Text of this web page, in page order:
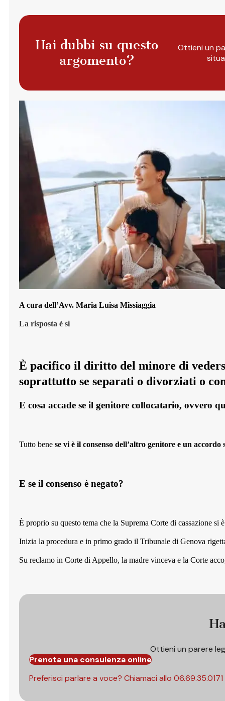
Hai dubbi su questo
argomento?
Ottieni un
A cura dell’Avv. Maria Luisa Missiaggia
La risposta è si
È pacifico il diritto del minore di
soprattutto se separati o divorziati o
E cosa accade se il genitore collocatario, ovvero
Tutto bene se vi è il consenso dell’altro genitore e un
E se il consenso è negato?
È proprio su questo tema che la Suprema Corte di cassazione
Inizia la procedura e in primo grado il Tribunale di Genova
Su reclamo in Corte di Appello, la madre vinceva e la Corte
Ottieni un parere
Prenota una consulenza online
Preferisci parlare a voce? Chiamaci allo 06.69.35.0171